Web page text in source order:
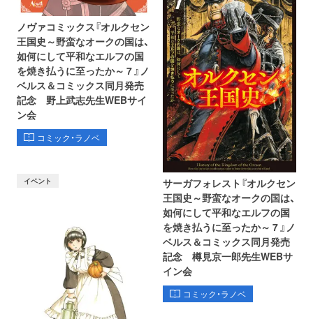
ノヴァコミックス『オルクセン
王国史～野蛮なオークの国は、
如何にして平和なエルフの国
を焼き払うに至ったか～ 7 』ノ
ベルス＆コミックス同月発売
記念 野上武志先生WEBサイ
ン会
コミック・ラノベ
サーガフォレスト『オルクセン
王国史～野蛮なオークの国は、
如何にして平和なエルフの国
を焼き払うに至ったか～ 7 』ノ
ベルス＆コミックス同月発売
記念 樽見京一郎先生WEBサ
イン会
コミック・ラノベ
イベント